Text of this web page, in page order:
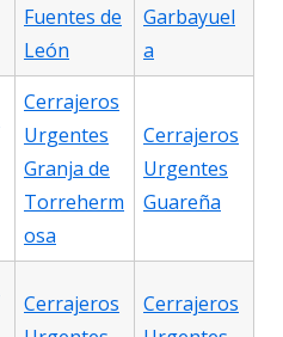
Fuentes de
León
Garbayuel
a
Cerrajeros
Urgentes
Granja de
Torreherm
osa
Cerrajeros
Urgentes
Guareña
Cerrajeros
Cerrajeros